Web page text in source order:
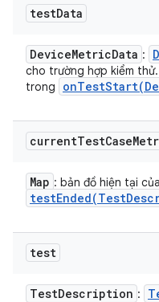
testData
DeviceMetricData :
cho trường hợp kiểm
trong
onTestStart(
currentTestCase
Map : bản đồ hiện tại
testEnded(Test
test
TestDescription :